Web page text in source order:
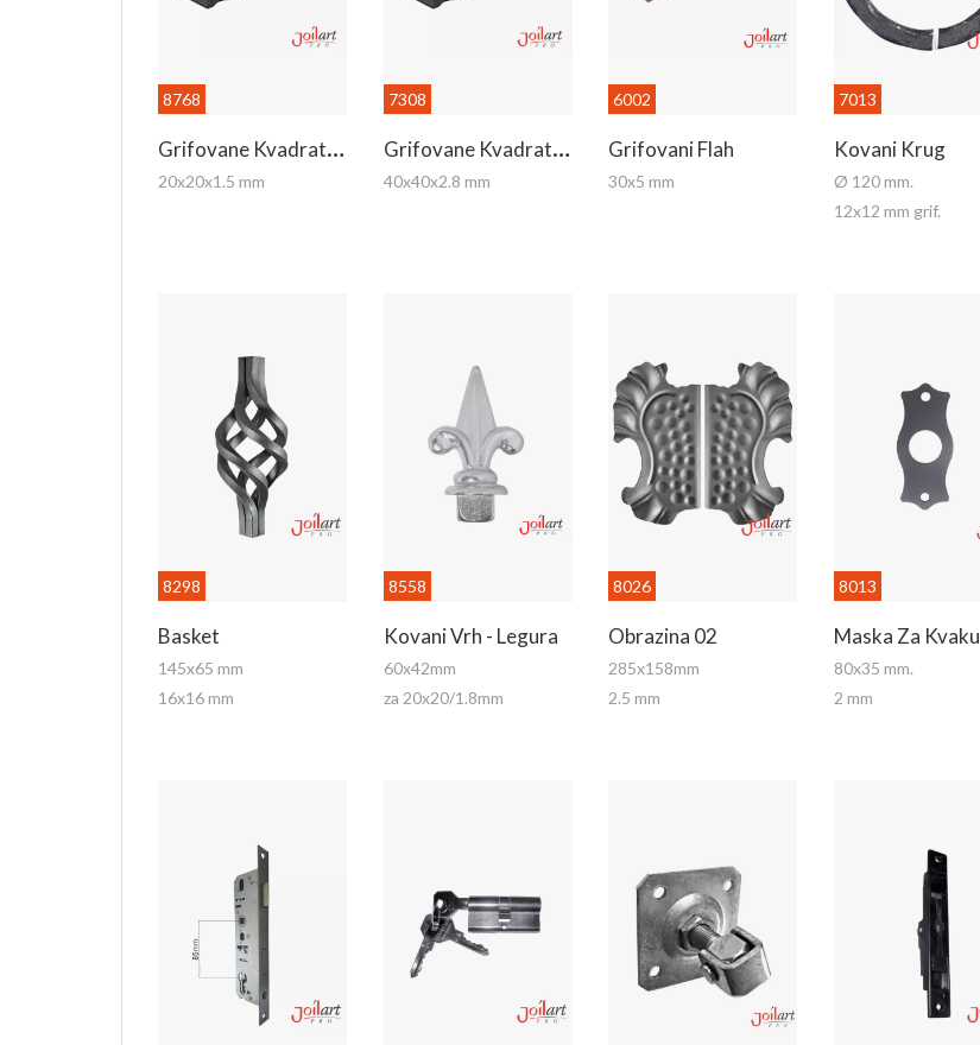
8768
G
Rifovane Kvadratne Kutije
20x20x1.5 mm
7308
G
Rifovane Kvadratne Kutije
40x40x2.8 mm
6002
Grifovani Flah
30x5 mm
7013
Kovani Krug
Ø 120 mm.
12x12 mm grif.
8298
Basket
145x65 mm
16x16 mm
8558
Kovani Vrh - Legura
60x42mm
za 20x20/1.8mm
8026
Obrazina 02
285x158mm
2.5 mm
8013
Maska Za Kvaku
80x35 mm.
2 mm